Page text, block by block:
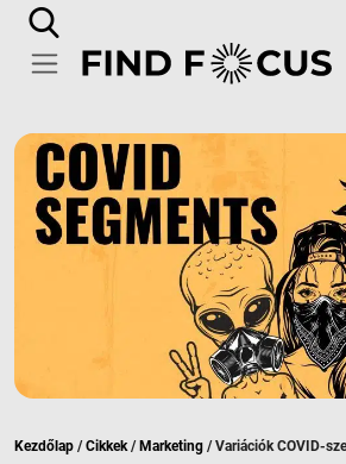
Kezdőlap /Cikkek/ Marketing /Variációk COVID-